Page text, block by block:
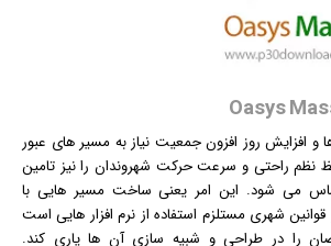
و افزایش روز افزون جمعیت نیاز به مسیر های عبور
نظم راحتی و سرعت حرکت شهروندان را نیز تامین
می شود. این امر یعنی ساخت مسیر هایی با
شهری مستلزم استفاده از نرم افزار هایی است
را در طراحی و شبیه سازی آن ها یاری کند.